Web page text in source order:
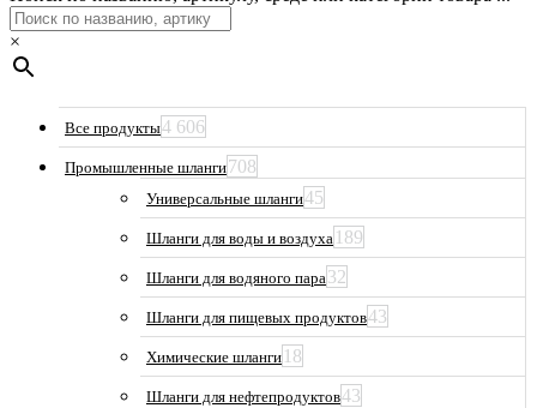
×
Все продукты4 606
Промышленные шланги708
Универсальные шланги45
Шланги для воды и воздуха 189
Шланги для водяного пара32
Шланги для пищевых продуктов43
Химические шланги 18
Шланги для нефтепродуктов43